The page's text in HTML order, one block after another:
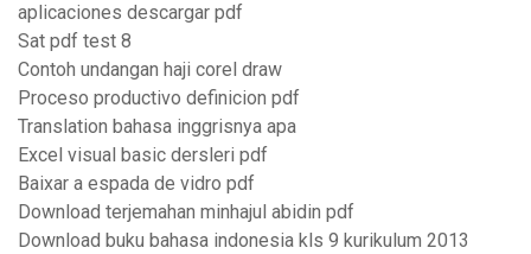
aplicaciones descargar pdf
Sat pdf test 8
Contoh undangan haji corel draw
Proceso productivo definicion pdf
Translation bahasa inggrisnya apa
Excel visual basic dersleri pdf
Baixar a espada de vidro pdf
Download terjemahan minhajul abidin pdf
Download buku bahasa indonesia kls 9 kurikulum 2013